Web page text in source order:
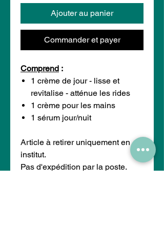
Ajouter au panier
Commander et payer
Comprend :
1 crème de jour - lisse et
revitalise - atténue les rides
1 crème pour les mains
1 sérum jour/nuit
Article à retirer uniquement en
institut.
Pas d'expédition par la poste.